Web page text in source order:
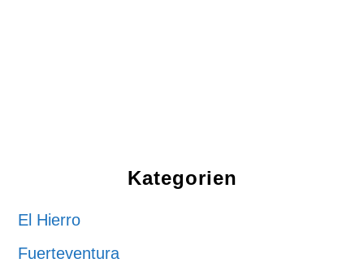
Kategorien
El Hierro
Fuerteventura